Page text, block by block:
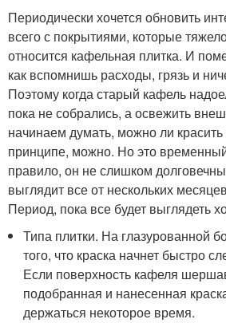
Периодически хочется обновить
всего с покрытиями, которые
относится кафельная плитка. И
как вспомнишь расходы, грязь и
Поэтому когда старый кафель
пока не собрались, а освежить
начинаем думать, можно ли
принципе, можно. Но это
правило, он не слишком
выглядит все от нескольких
Период, пока все будет выглядеть
Типа плитки. На глазурованной
того, что краска начнет быстро
Если поверхность кафеля
подобранная и нанесенная
держаться некоторое время.